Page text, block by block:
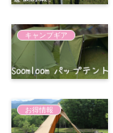
キャンプギア
お得情報